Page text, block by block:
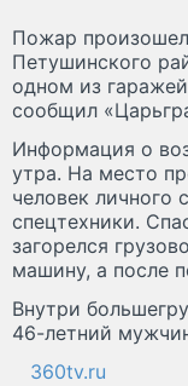
Пожар
Петушинского
одном из
сообщил
Информация о
утра. На место
человек личного
спецтехники.
загорелся
машину, а после
Внутри
46-летний
360tv.ru